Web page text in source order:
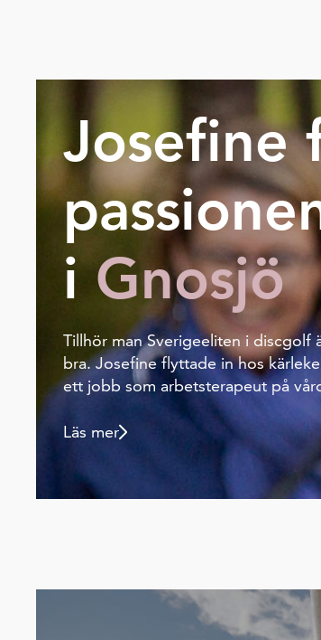
Josefine
iGnosjö
Tillhör man Sverigeeliten i discgolf
bra. Josefine flyttade in hos
ett jobb som arbetsterapeut på
Läs mer